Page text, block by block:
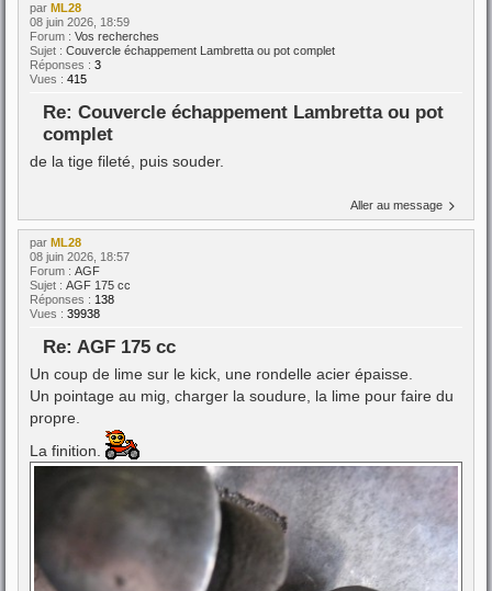
par ML28
08 juin 2026, 18:59
Forum : Vos recherches
Sujet : Couvercle échappement Lambretta ou pot complet
Réponses : 3
Vues : 415
Re: Couvercle échappement Lambretta ou pot
complet
de la tige fileté, puis souder.
Aller au message
par ML28
08 juin 2026, 18:57
Forum : AGF
Sujet : AGF 175 cc
Réponses : 138
Vues : 39938
Re: AGF 175 cc
Un coup de lime sur le kick, une rondelle acier épaisse.
Un pointage au mig, charger la soudure, la lime pour faire du
propre.
La finition.